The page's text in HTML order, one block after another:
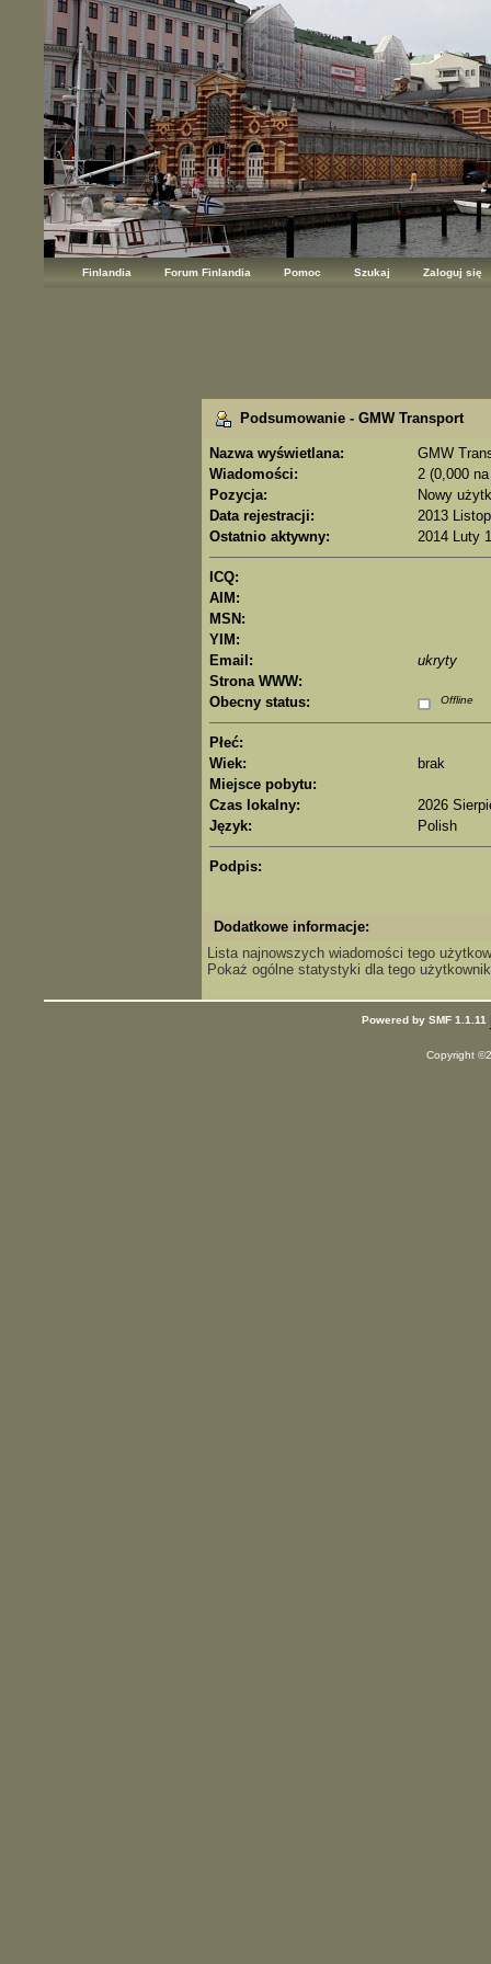
Finlandia Forum Finlandia Pomoc Szukaj Zaloguj się
Podsumowanie - GMW Transport
Nazwa wyświetlana:
GMW
Wiadomości:
2 (0,000
Pozycja:
Nowy
Data rejestracji:
2013
Ostatnio aktywny:
2014 Luty
ICQ:
AIM:
MSN:
YIM:
Email:
ukryty
Strona WWW:
Obecny status:
Offline
Płeć:
Wiek:
brak
Miejsce pobytu:
Czas lokalny:
2026
Język:
Polish
Podpis:
Dodatkowe informacje:
Lista najnowszych wiadomości tego
Pokaż ogólne statystyki dla tego
Powered by SMF 1.1.11
Copyright